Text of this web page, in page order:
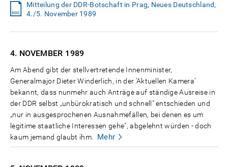
Mitteilung der DDR-Botschaft in Prag, Neues Deutschland,
4./5. November 1989
4. NOVEMBER 1989
Am Abend gibt der stellvertretende Innenminister,
Generalmajor Dieter Winderlich, in der 'Aktuellen Kamera'
bekannt, dass nunmehr auch Anträge auf ständige Ausreise in
der DDR selbst „unbürokratisch und schnell" entschieden und
„nur in ausgesprochenen Ausnahmefällen, bei denen es um
legitime staatliche Interessen gehe", abgelehnt würden - doch
kaum jemand glaubt ihm.
Mehr